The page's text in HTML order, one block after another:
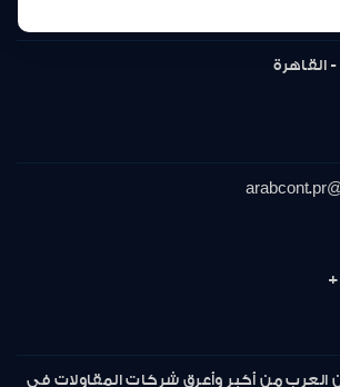
العرب من أكبر وأعرق شركات المقاولات فى